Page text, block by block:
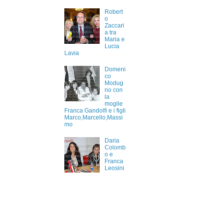
Robert
o
Zaccari
a tra
Maria e
Lucia
Lavia
Domeni
co
Modug
no con
la
moglie
Franca Gandolfi e i figli
Marco,Marcello,Massi
mo
Daria
Colomb
o e
Franca
Leosini